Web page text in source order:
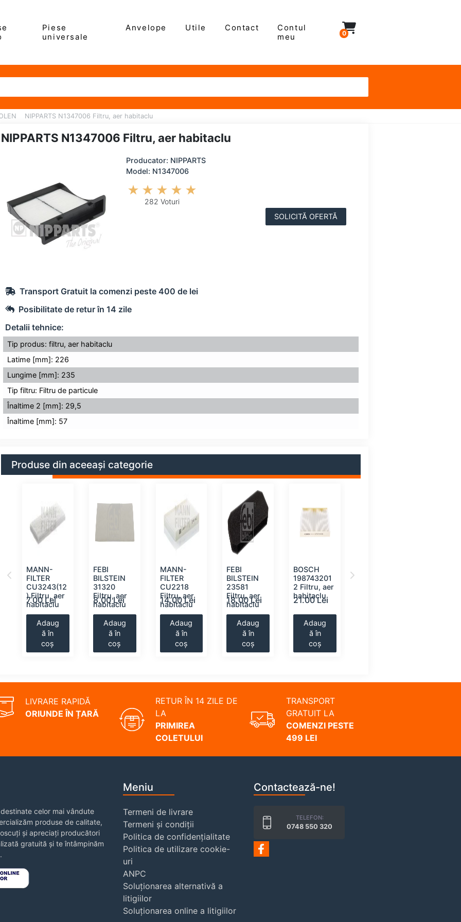
Piese
universale
Anvelope Utile Contact
Contul
meu
0
NIPPARTS N1347006 Filtru, aer habitaclu
NIPPARTS N1347006 Filtru, aer habitaclu
Producator: NIPPARTS
Model: N1347006
282 Voturi
SOLICITĂ OFERTĂ
Transport Gratuit la comenzi peste 400 de lei
Posibilitate de retur în 14 zile
Detalii tehnice:
Tip produs: filtru, aer habitaclu
Latime [mm]: 226
Lungime [mm]: 235
Tip filtru: Filtru de particule
Înaltime 2 [mm]: 29,5
Înaltime [mm]: 57
Produse din aceeași categorie
MANN-
FILTER
CU3243(12
) Filtru, aer
habitaclu
7.00 Lei
Adaug
ă în
coș
FEBI
BILSTEIN
31320
Filtru, aer
habitaclu
8.00 Lei
Adaug
ă în
coș
MANN-
FILTER
CU2218
Filtru, aer
habitaclu
14.00 Lei
Adaug
ă în
coș
FEBI
BILSTEIN
23581
Filtru, aer
habitaclu
18.00 Lei
Adaug
ă în
coș
BOSCH
198743201
2 Filtru, aer
habitaclu
21.00 Lei
Adaug
ă în
coș
LIVRARE RAPIDĂ
ORIUNDE ÎN ȚARĂ
RETUR ÎN 14 ZILE DE
LA
PRIMIREA
COLETULUI
TRANSPORT
GRATUIT LA
COMENZI PESTE
499 LEI
celor mai vândute
produse de calitate,
și apreciați producători
gratuită și te întâmpinăm
Meniu
Termeni de livrare
Termeni și condiții
Politica de confidențialitate
Politica de utilizare cookie-
uri
ANPC
Soluționarea alternativă a
litigiilor
Soluționarea online a litigiilor
Contactează-ne!
TELEFON:
0748 550 320